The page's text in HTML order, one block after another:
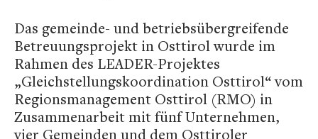
Das gemeinde- und betriebsübergreifende
Betreuungsprojekt in Osttirol wurde im
Rahmen des LEADER-Projektes
„Gleichstellungskoordination Osttirol“ vom
Regionsmanagement Osttirol (RMO) in
Zusammenarbeit mit fünf Unternehmen,
vier Gemeinden und dem Osttiroler